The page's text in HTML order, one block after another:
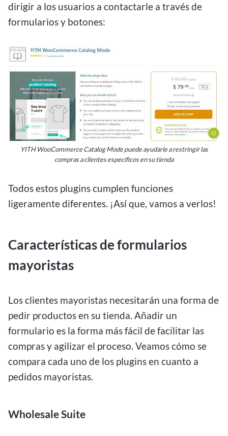
dirigir a los usuarios a contactarle a través de
formularios y botones:
YITH WooCommerce Catalog Mode puede ayudarle a restringir las
compras a clientes específicos en su tienda
Todos estos plugins cumplen funciones
ligeramente diferentes. ¡Así que, vamos a verlos!
Características de formularios
mayoristas
Los clientes mayoristas necesitarán una forma de
pedir productos en su tienda. Añadir un
formulario es la forma más fácil de facilitar las
compras y agilizar el proceso. Veamos cómo se
compara cada uno de los plugins en cuanto a
pedidos mayoristas.
Wholesale Suite